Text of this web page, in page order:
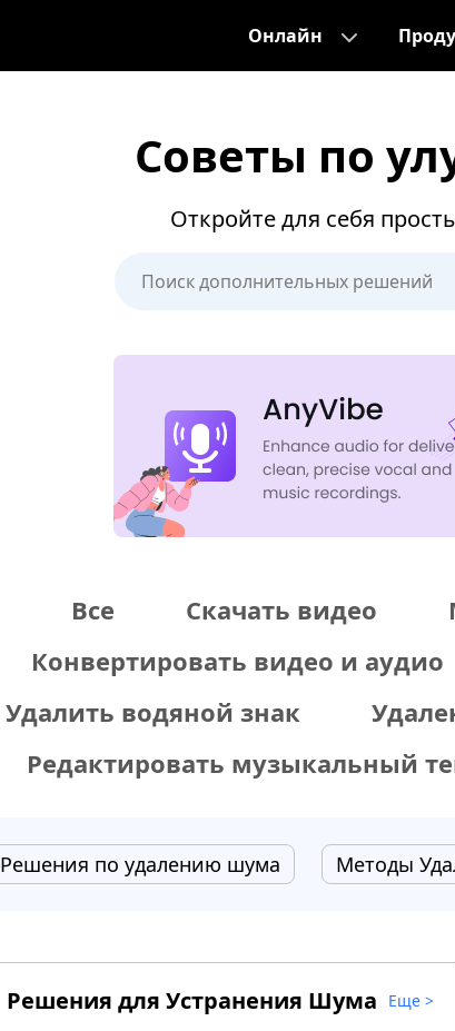
Онлайн
Советы по
Откройте для себя
Все Скачать видео
Конвертировать видео и аудио
Удалить водяной знак
Редактировать музыкальный
Решения по удалению шума Методы
Решения для Устранения Шума Еще >